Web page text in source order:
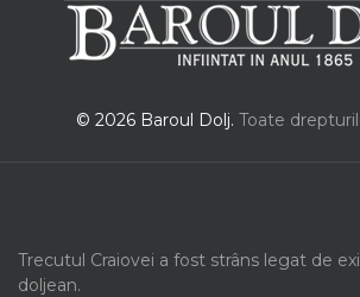
© 2026 Baroul Dolj. Toate
Trecutul Craiovei a fost strâns legat de
doljean.